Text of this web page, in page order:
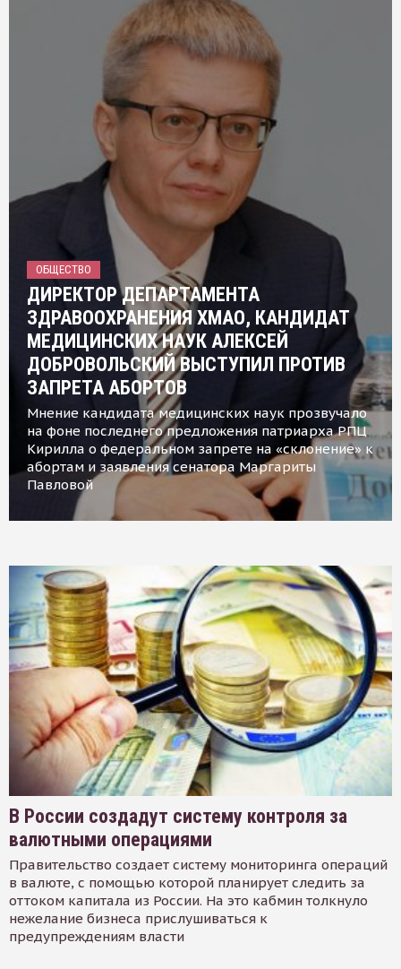
ОБЩЕСТВО
ДИРЕКТОР ДЕПАРТАМЕНТА
ЗДРАВООХРАНЕНИЯ ХМАО, КАНДИДАТ
МЕДИЦИНСКИХ НАУК АЛЕКСЕЙ
ДОБРОВОЛЬСКИЙ ВЫСТУПИЛ ПРОТИВ
ЗАПРЕТА АБОРТОВ
Мнение кандидата медицинских наук прозвучало
на фоне последнего предложения патриарха РПЦ
Кирилла о федеральном запрете на «склонение» к
абортам и заявления сенатора Маргариты
Павловой
В России создадут систему контроля за
валютными операциями
Правительство создает систему мониторинга операций
в валюте, с помощью которой планирует следить за
оттоком капитала из России. На это кабмин толкнуло
нежелание бизнеса прислушиваться к
предупреждениям власти